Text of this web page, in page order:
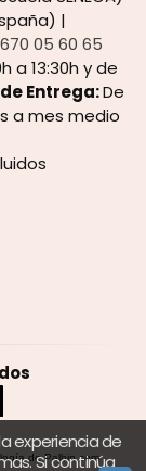
|
05 60 65
a 13:30h y de
Entrega:De
a mes medio
de Palbin.com
experiencia de
Si continúa